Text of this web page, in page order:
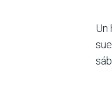
Un